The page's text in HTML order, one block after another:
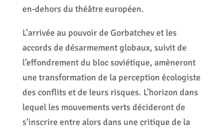
en-dehors du théâtre européen.
L’arrivée au pouvoir de Gorbatchev et les
accords de désarmement globaux, suivit de
l’effondrement du bloc soviétique, amèneront
une transformation de la perception écologiste
des conflits et de leurs risques. L’horizon dans
lequel les mouvements verts décideront de
s’inscrire entre alors dans une critique de la